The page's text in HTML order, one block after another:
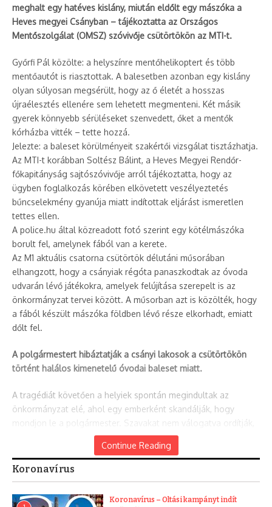
meghalt egy hatéves kislány, miután eldőlt egy mászóka a
Heves megyei Csányban – tájékoztatta az Országos
Mentőszolgálat (OMSZ) szóvivője csütörtökön az MTI-t.
Győrfi Pál közölte: a helyszínre mentőhelikoptert és több
mentőautót is riasztottak. A balesetben azonban egy kislány
olyan súlyosan megsérült, hogy az ő életét a hosszas
újraélesztés ellenére sem lehetett megmenteni. Két másik
gyerek könnyebb sérüléseket szenvedett, őket a mentők
kórházba vitték – tette hozzá.
Jelezte: a baleset körülményeit szakértői vizsgálat tisztázhatja.
Az MTI-t korábban Soltész Bálint, a Heves Megyei Rendőr-
főkapitányság sajtószóvivője arról tájékoztatta, hogy az
ügyben foglalkozás körében elkövetett veszélyeztetés
bűncselekmény gyanúja miatt indítottak eljárást ismeretlen
tettes ellen.
A police.hu által közreadott fotó szerint egy kötélmászóka
borult fel, amelynek fából van a kerete.
Az M1 aktuális csatorna csütörtök délutáni műsorában
elhangzott, hogy a csányiak régóta panaszkodtak az óvoda
udvarán lévő játékokra, amelyek felújítása szerepelt is az
önkormányzat tervei között. A műsorban azt is közölték, hogy
a fából készült mászóka földben lévő része elkorhadt, emiatt
dőlt fel.
A polgármestert hibáztatják a csányi lakosok a csütörtökön
történt halálos kimenetelű óvodai baleset miatt.
A tragédiát követően a helyiek spontán megindultak az
önkormányzat elé, ahol egy emberként skandálják, hogy
mondjon le a polgármester. Szavakat nem válogatva ordítják,
hogy miatta halt meg az óvodás kislány és sérült meg két
másik gyermek. Helyszíni tudósítónk szerint a polgármester
eddig semmit nem reagált.
Continue Reading
Koronavírus
Koronavírus – Oltási kampányt indít